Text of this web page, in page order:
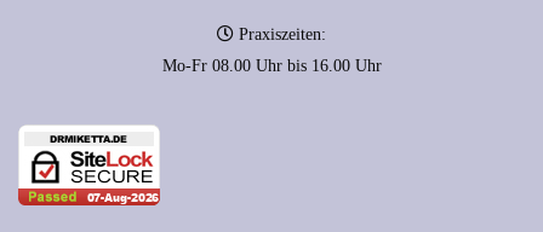
Praxiszeiten:
Mo-Fr 08.00 Uhr bis 16.00 Uhr